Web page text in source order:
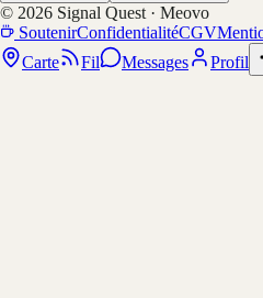
© 2026 Signal Quest · Meovo
SoutenirConfidentialitéCGV
Carte
Fil Messages Profil